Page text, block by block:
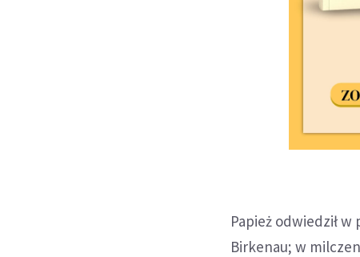
Papież odwiedził
Birkenau; w